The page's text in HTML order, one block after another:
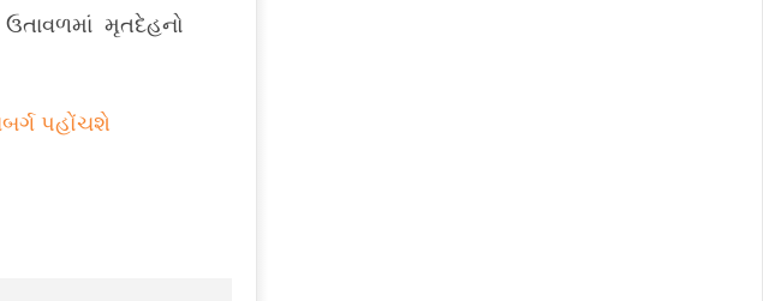
ઉતાવળમાં મૃતદેહનો
પહોંચશે